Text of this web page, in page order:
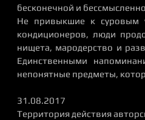
бесконечной и
Не привыкшие к суровым
кондиционеров, люди
нищета, мародерство и
Единственными
непонятные предметы,
31.08.2017
Территория действия